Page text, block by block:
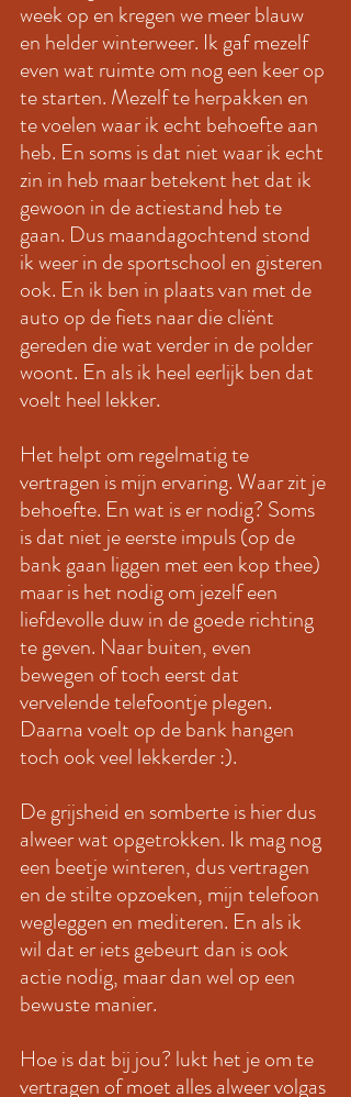
week op en kregen we meer blauw
en helder winterweer. Ik gaf mezelf
even wat ruimte om nog een keer op
te starten. Mezelf te herpakken en
te voelen waar ik echt behoefte aan
heb. En soms is dat niet waar ik echt
zin in heb maar betekent het dat ik
gewoon in de actiestand heb te
gaan. Dus maandagochtend stond
ik weer in de sportschool en gisteren
ook. En ik ben in plaats van met de
auto op de fiets naar die cliënt
gereden die wat verder in de polder
woont. En als ik heel eerlijk ben dat
voelt heel lekker.
Het helpt om regelmatig te
vertragen is mijn ervaring. Waar zit je
behoefte. En wat is er nodig? Soms
is dat niet je eerste impuls (op de
bank gaan liggen met een kop thee)
maar is het nodig om jezelf een
liefdevolle duw in de goede richting
te geven. Naar buiten, even
bewegen of toch eerst dat
vervelende telefoontje plegen.
Daarna voelt op de bank hangen
toch ook veel lekkerder :).
De grijsheid en somberte is hier dus
alweer wat opgetrokken. Ik mag nog
een beetje winteren, dus vertragen
en de stilte opzoeken, mijn telefoon
wegleggen en mediteren. En als ik
wil dat er iets gebeurt dan is ook
actie nodig, maar dan wel op een
bewuste manier.
Hoe is dat bij jou? lukt het je om te
vertragen of moet alles alweer volgas